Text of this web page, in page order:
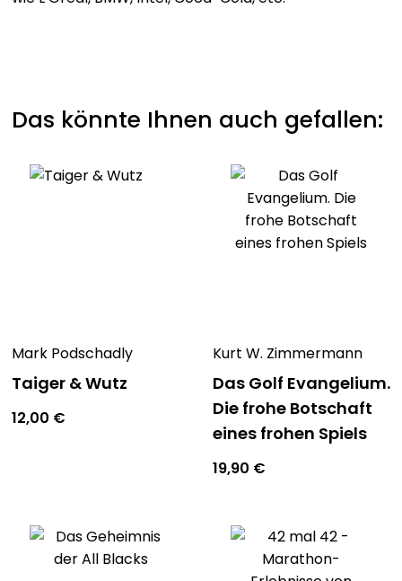
Das könnte Ihnen auch gefallen:
Mark Podschadly
Taiger & Wutz
12,00 €
Kurt W. Zimmermann
Das Golf Evangelium.
Die frohe Botschaft
eines frohen Spiels
19,90 €